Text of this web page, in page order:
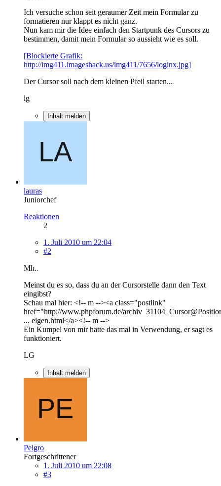
Ich versuche schon seit geraumer Zeit mein Formular zu
formatieren nur klappt es nicht ganz.
Nun kam mir die Idee einfach den Startpunk des Cursors zu
bestimmen, damit mein Formular so aussieht wie es soll.
[Blockierte Grafik:
http://img411.imageshack.us/img411/7656/loginx.jpg]
Der Cursor soll nach dem kleinen Pfeil starten...
lg
Inhalt melden
lauras
Juniorchef
Reaktionen
2
1. Juli 2010 um 22:04
#2
Mh..
Meinst du es so, dass du an der Cursorstelle dann den Text
eingibst?
Schau mal hier: <!-- m --><a class="postlink"
href="http://www.phpforum.de/
... eigen.html</a><!-- m -->
Ein Kumpel von mir hatte das mal in Verwendung, er sagt es
funktioniert.
LG
Inhalt melden
Pelgro
Fortgeschrittener
1. Juli 2010 um 22:08
#3